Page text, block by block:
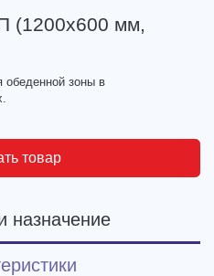
(1200х600 мм,
зоны в
товар
назначение